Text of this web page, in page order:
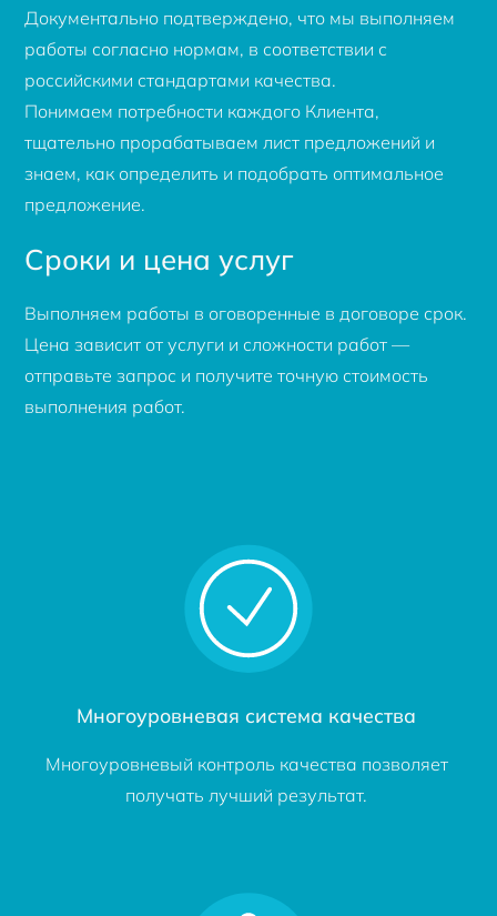
Документально подтверждено, что мы выполняем
работы согласно нормам, в соответствии с
российскими стандартами качества.
Понимаем потребности каждого Клиента,
тщательно прорабатываем лист предложений и
знаем, как определить и подобрать оптимальное
предложение.
Сроки и цена услуг
Выполняем работы в оговоренные в договоре срок.
Цена зависит от услуги и сложности работ —
отправьте запрос и получите точную стоимость
выполнения работ.
Многоуровневая система качества
Многоуровневый контроль качества позволяет
получать лучший результат.